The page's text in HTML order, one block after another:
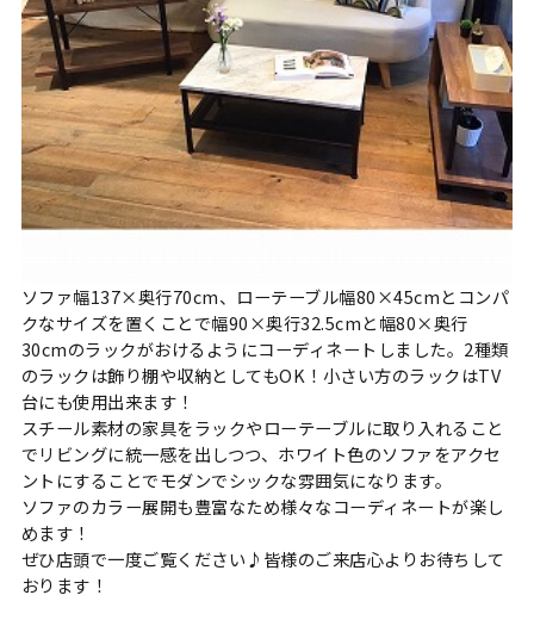
ソファ幅137×奥行70cm、ローテーブル幅80×45cmとコンパ
クなサイズを置くことで幅90×奥行32.5cmと幅80×奥行
30cmのラックがおけるようにコーディネートしました。2種類
のラックは飾り棚や収納としてもOK！小さい方のラックはTV
台にも使用出来ます！
スチール素材の家具をラックやローテーブルに取り入れること
でリビングに統一感を出しつつ、ホワイト色のソファをアクセ
ントにすることでモダンでシックな雰囲気になります。
ソファのカラー展開も豊富なため様々なコーディネートが楽し
めます！
ぜひ店頭で一度ご覧ください♪皆様のご来店心よりお待ちして
おります！